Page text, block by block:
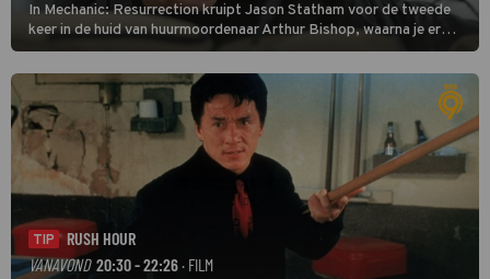
In Mechanic: Resurrection kruipt Jason Statham voor de tweede
keer in de huid van huurmoordenaar Arthur Bishop, waarna je er
donder op kunt zeggen dat er van Bishops geplande pensioen niet
veel terechtkomt.
TIP
RUSH HOUR
VANAVOND 20:30 - 22:26 · FILM